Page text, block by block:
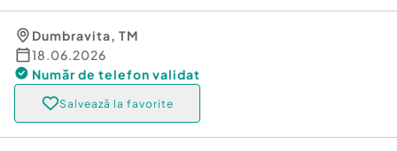
Dumbravita, TM
18.06.2026
Număr de telefon validat
Salvează la favorite